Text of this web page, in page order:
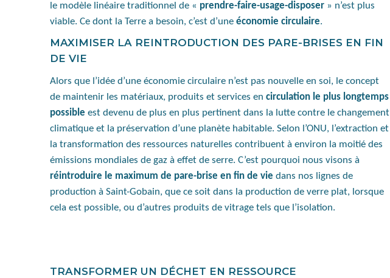
le modèle linéaire traditionnel de « prendre-faire-usage-disposer » n’est plus
viable. Ce dont la Terre a besoin, c’est d’une économie circulaire.
MAXIMISER LA REINTRODUCTION DES PARE-BRISES EN FIN
DE VIE
Alors que l’idée d’une économie circulaire n’est pas nouvelle en soi, le concept
de maintenir les matériaux, produits et services en circulation le plus longtemps
possible est devenu de plus en plus pertinent dans la lutte contre le changement
climatique et la préservation d’une planète habitable. Selon l’ONU, l’extraction et
la transformation des ressources naturelles contribuent à environ la moitié des
émissions mondiales de gaz à effet de serre. C’est pourquoi nous visons à
réintroduire le maximum de pare-brise en fin de vie dans nos lignes de
production à Saint-Gobain, que ce soit dans la production de verre plat, lorsque
cela est possible, ou d’autres produits de vitrage tels que l’isolation.
TRANSFORMER UN DÉCHET EN RESSOURCE